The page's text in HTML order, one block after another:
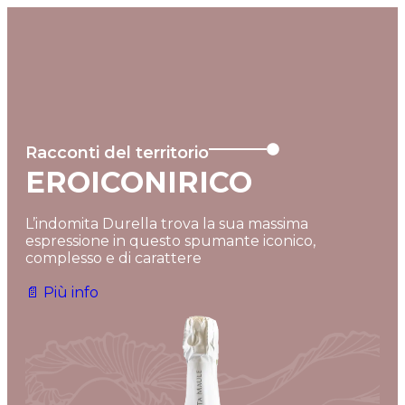
Racconti del territorio
EROICONIRICO
L’indomita Durella trova la sua massima
espressione in questo spumante iconico,
complesso e di carattere
📄 Più info